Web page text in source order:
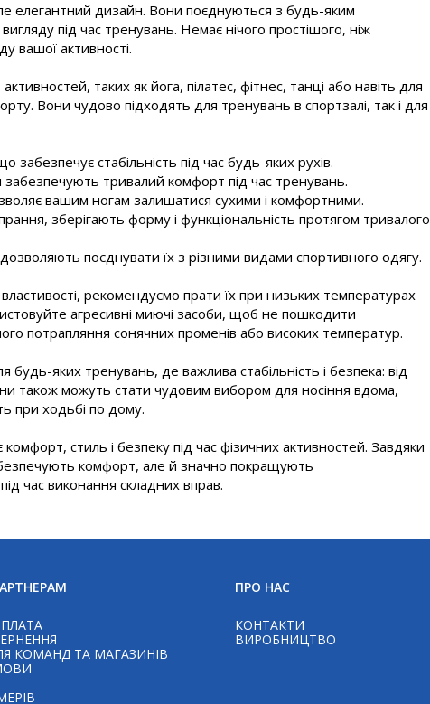
елегантний дизайн. Вони поєднуються з будь-яким
під час тренувань. Немає нічого простішого, ніж
вашої активності.
таких як йога, пілатес, фітнес, танці або навіть для
Вони чудово підходять для тренувань в спортзалі, так і для
стабільність під час будь-яких рухів.
забезпечують тривалий комфорт під час тренувань.
вашим ногам залишатися сухими і комфортними.
зберігають форму і функціональність протягом тривалого
поєднувати їх з різними видами спортивного одягу.
рекомендуємо прати їх при низьких температурах
агресивні миючі засоби, щоб не пошкодити
потрапляння сонячних променів або високих температур.
яких тренувань, де важлива стабільність і безпека: від
також можуть стати чудовим вибором для носіння вдома,
при ходьбі по дому.
стиль і безпеку під час фізичних активностей. Завдяки
комфорт, але й значно покращують
час виконання складних вправ.
КОМАНД ТА МАГАЗИНІВ
ПРО НАС
КОНТАКТИ
ВИРОБНИЦТВО